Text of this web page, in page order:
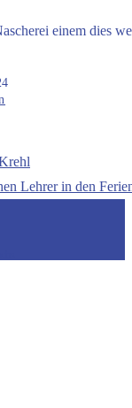
einem dies
Lehrer in den